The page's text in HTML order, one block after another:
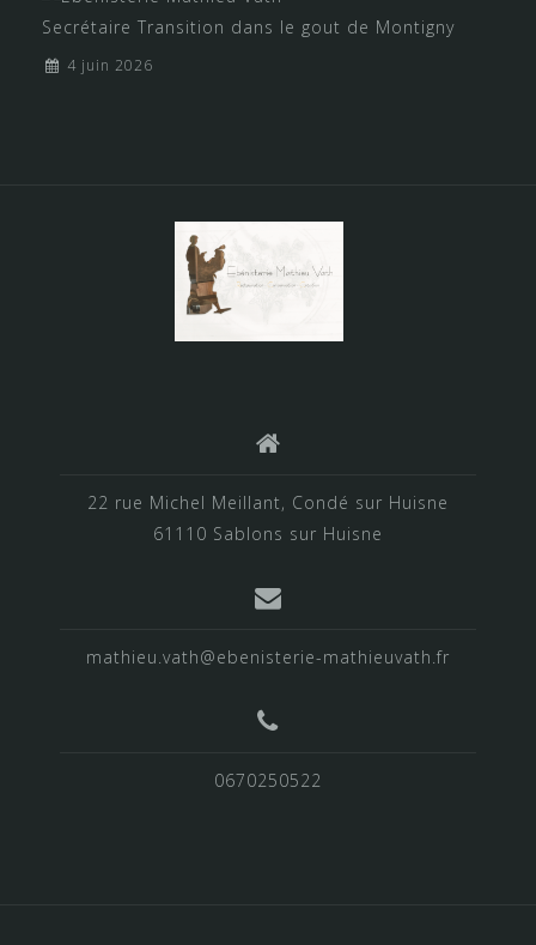
Secrétaire Transition dans le gout de Montigny
4 juin 2026
22 rue Michel Meillant, Condé sur Huisne
61110 Sablons sur Huisne
mathieu.vath@ebenisterie-mathieuvath.fr
0670250522